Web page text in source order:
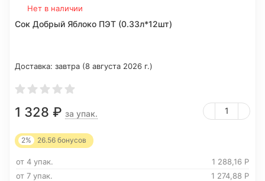
Нет в наличии
Сок Добрый Яблоко ПЭТ (0.33л*12шт)
Доставка: завтра (8 августа 2026 г.)
1 328 ₽ за упак.
2% 26.56 бонусов
от 4 упак. 1 288,16 Р
от 7 упак.
1 274,88 Р